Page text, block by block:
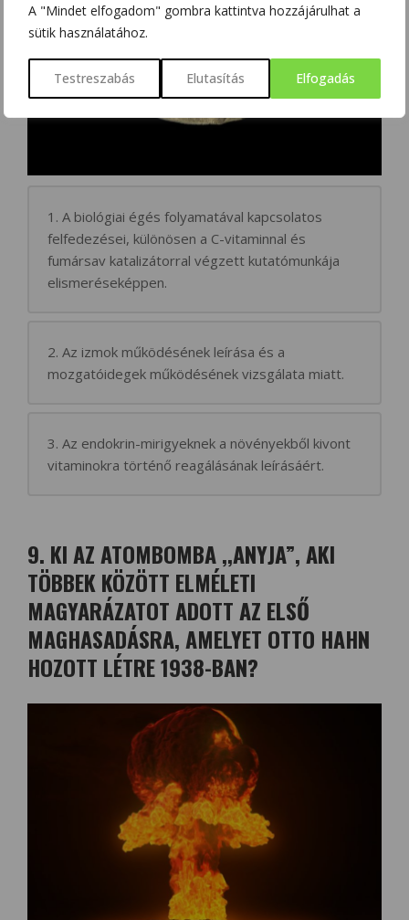
A "Mindet elfogadom" gombra kattintva hozzájárulhat a
sütik használatához.
Testreszabás Elutasítás Elfogadás
1. A biológiai égés folyamatával kapcsolatos
felfedezései, különösen a C-vitaminnal és
fumársav katalizátorral végzett kutatómunkája
elismeréseképpen.
2. Az izmok működésének leírása és a
mozgatóidegek működésének vizsgálata miatt.
3. Az endokrin-mirigyeknek a növényekből kivont
vitaminokra történő reagálásának leírásáért.
9. KI AZ ATOMBOMBA ,,ANYJA”, AKI
TÖBBEK KÖZÖTT ELMÉLETI
MAGYARÁZATOT ADOTT AZ ELSŐ
MAGHASADÁSRA, AMELYET OTTO HAHN
HOZOTT LÉTRE 1938-BAN?